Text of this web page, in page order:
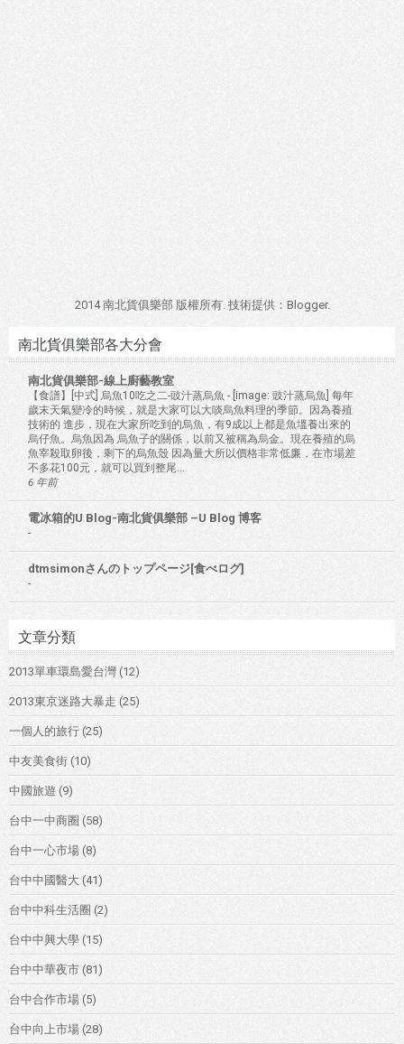
2014 南北貨俱樂部 版權所有. 技術提供： Blogger.
南北貨俱樂部各大分會
南北貨俱樂部-線上廚藝教室
【食譜】[中式] 烏魚10吃之二-豉汁蒸烏魚 - [image: 豉汁蒸烏魚] 每年
歲末天氣變冷的時候，就是大家可以大啖烏魚料理的季節。因為養殖
技術的 進步，現在大家所吃到的烏魚，有9成以上都是魚塭養出來的
烏仔魚。烏魚因為 烏魚子的關係，以前又被稱為烏金。現在養殖的烏
魚宰殺取卵後，剩下的烏魚殼 因為量大所以價格非常低廉，在市場差
不多花100元，就可以買到整尾...
6 年前
電冰箱的U Blog-南北貨俱樂部 –U Blog 博客
-
dtmsimonさんのトップページ[食べログ]
-
文章分類
2013單車環島愛台灣 (12)
2013東京迷路大暴走 (25)
一個人的旅行 (25)
中友美食街 (10)
中國旅遊 (9)
台中一中商圈 (58)
台中一心市場 (8)
台中中國醫大 (41)
台中中科生活圈 (2)
台中中興大學 (15)
台中中華夜市 (81)
台中合作市場 (5)
台中向上市場 (28)